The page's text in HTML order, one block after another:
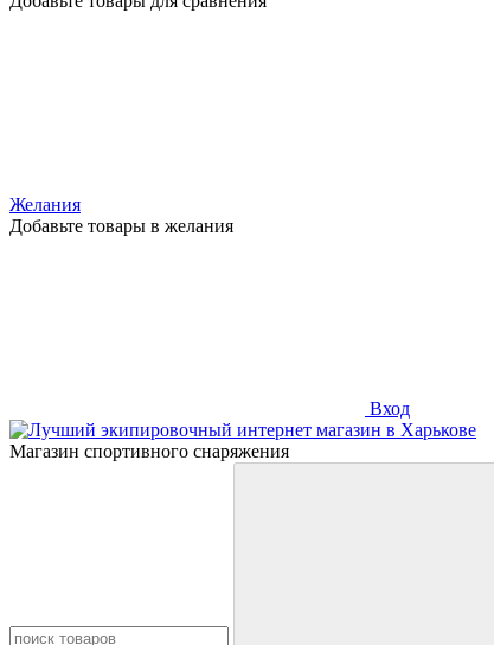
Желания
Добавьте товары в желания
Вход
Магазин спортивного снаряжения